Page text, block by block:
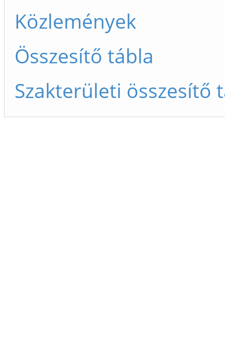
Közlemények
Összesítő tábla
Szakterületi összesítő